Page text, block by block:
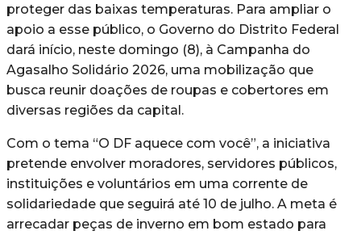
proteger das baixas temperaturas. Para ampliar o
apoio a esse público, o Governo do Distrito Federal
dará início, neste domingo (8), à Campanha do
Agasalho Solidário 2026, uma mobilização que
busca reunir doações de roupas e cobertores em
diversas regiões da capital.
Com o tema “O DF aquece com você”, a iniciativa
pretende envolver moradores, servidores públicos,
instituições e voluntários em uma corrente de
solidariedade que seguirá até 10 de julho. A meta é
arrecadar peças de inverno em bom estado para